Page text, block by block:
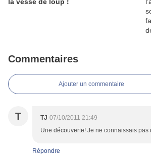
Commentaires
Ajouter un commentaire
T TJ 07/10/2011 21:49
Une découverte! Je ne connaissais pas
Répondre